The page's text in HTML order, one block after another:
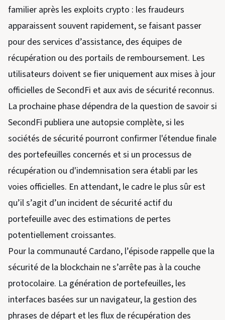
familier après les exploits crypto : les fraudeurs
apparaissent souvent rapidement, se faisant passer
pour des services d’assistance, des équipes de
récupération ou des portails de remboursement. Les
utilisateurs doivent se fier uniquement aux mises à jour
officielles de SecondFi et aux avis de sécurité reconnus.
La prochaine phase dépendra de la question de savoir si
SecondFi publiera une autopsie complète, si les
sociétés de sécurité pourront confirmer l'étendue finale
des portefeuilles concernés et si un processus de
récupération ou d'indemnisation sera établi par les
voies officielles. En attendant, le cadre le plus sûr est
qu’il s’agit d’un incident de sécurité actif du
portefeuille avec des estimations de pertes
potentiellement croissantes.
Pour la communauté Cardano, l’épisode rappelle que la
sécurité de la blockchain ne s’arrête pas à la couche
protocolaire. La génération de portefeuilles, les
interfaces basées sur un navigateur, la gestion des
phrases de départ et les flux de récupération des